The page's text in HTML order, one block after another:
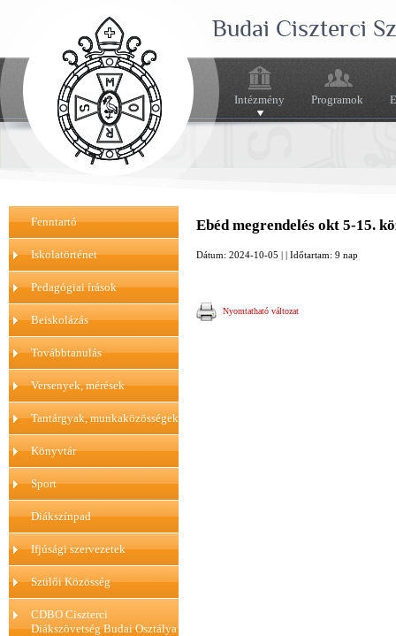
Budai Ciszterci
Intézmény Programok
Fenntartó
Iskolatörténet
Pedagógiai írások
Beiskolázás
Továbbtanulás
Versenyek, mérések
Tantárgyak, munkaközösségek
Könyvtár
Sport
Diákszínpad
Ifjúsági szervezetek
Szülői Közösség
CDBO Ciszterci
Diákszövetség Budai Osztálya
Ebéd megrendelés okt 5-15.
Dátum: 2024-10-05 | | Időtartam: 9 nap
Nyomtatható változat